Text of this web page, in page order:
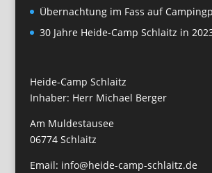
Übernachtung im Fass auf
30 Jahre Heide-Camp Schlaitz in
Heide-Camp Schlaitz
Inhaber: Herr Michael Berger
Am Muldestausee
06774 Schlaitz
Email: info@heide-camp-schlaitz.de